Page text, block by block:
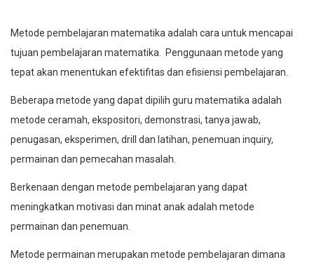
Metode pembelajaran matematika adalah cara untuk mencapai
tujuan pembelajaran matematika. Penggunaan metode yang
tepat akan menentukan efektifitas dan efisiensi pembelajaran.
Beberapa metode yang dapat dipilih guru matematika adalah
metode ceramah, ekspositori, demonstrasi, tanya jawab,
penugasan, eksperimen, drill dan latihan, penemuan inquiry,
permainan dan pemecahan masalah.
Berkenaan dengan metode pembelajaran yang dapat
meningkatkan motivasi dan minat anak adalah metode
permainan dan penemuan.
Metode permainan merupakan metode pembelajaran dimana